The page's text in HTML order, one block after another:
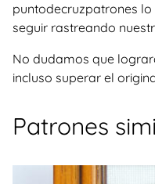
puntodecruzpatrones
seguir rastreando
No dudamos que
incluso superar el
Patrones